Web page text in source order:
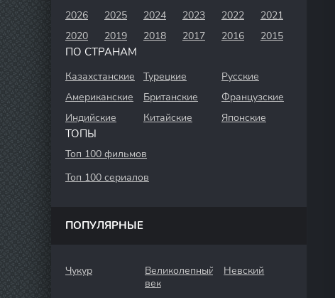
2026 2025 2024 2023 2022
2021
2020
2019 2018 2017 2016 2015
ПО СТРАНАМ
Казахстанские Турецкие
Русские
Американские
Британские
Французские
Индийские
Китайские Японские
ТОПЫ
Топ 100 фильмов
Топ 100 сериалов
ПОПУЛЯРНЫЕ
Чукур
Великолепный
век
Невский